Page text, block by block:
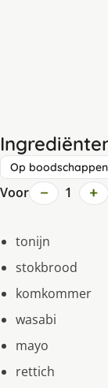
Op
Voor − 1 +
tonijn
stokbrood
komkommer
wasabi
mayo
rettich